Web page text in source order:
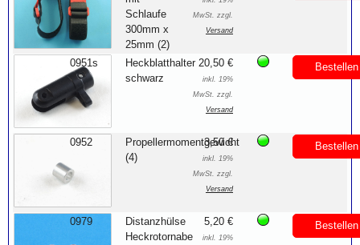
Schlaufe
300mm x
25mm (2)
MwSt. zzgl.
Versand
0951s
Heckblatthalter
schwarz
20,50 €
inkl. 19%
MwSt. zzgl.
Versand
Bestellen
0952
Propellermomentgewicht
(4)
3,50 €
inkl. 19%
MwSt. zzgl.
Versand
Bestellen
0979
Distanzhülse
Heckrotornabe
5,20 €
inkl. 19%
Bestellen